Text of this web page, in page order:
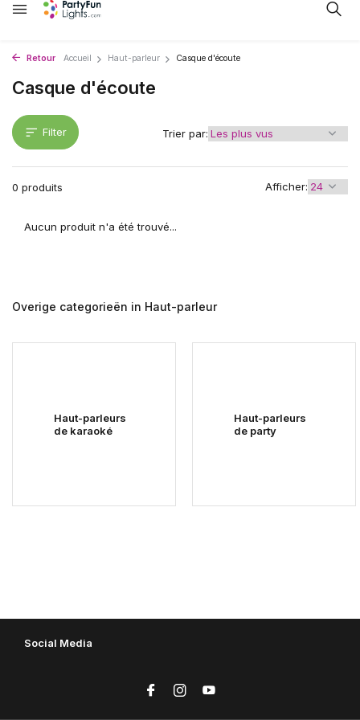
Retour Accueil Haut-parleur Casque d'écoute
Casque d'écoute
Filter
0 produits Afficher:
Trier par:
Aucun produit n'a été trouvé...
Overige categorieën in Haut-parleur
Haut-parleurs
de karaoké
Haut-parleurs
de party
Social Media